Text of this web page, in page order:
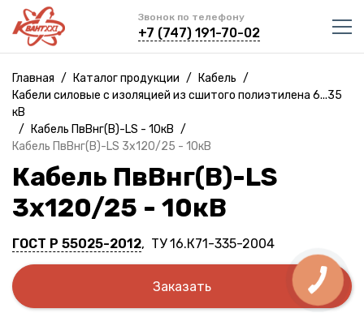
Звонок по телефону
+7 (747) 191-70-02
Главная / Каталог продукции / Кабель /
Кабели силовые с изоляцией из сшитого полиэтилена 6...35
кВ
/
Кабель ПвВнг(B)-LS - 10кВ /
Кабель ПвВнг(B)-LS 3х120/25 - 10кВ
Кабель ПвВнг(B)-LS
3х120/25 - 10кВ
ГОСТ Р 55025-2012, ТУ 16.К71-335-2004
Заказать